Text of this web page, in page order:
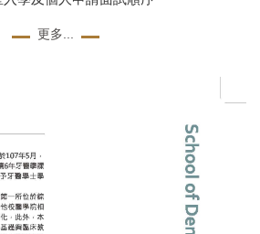
更多...